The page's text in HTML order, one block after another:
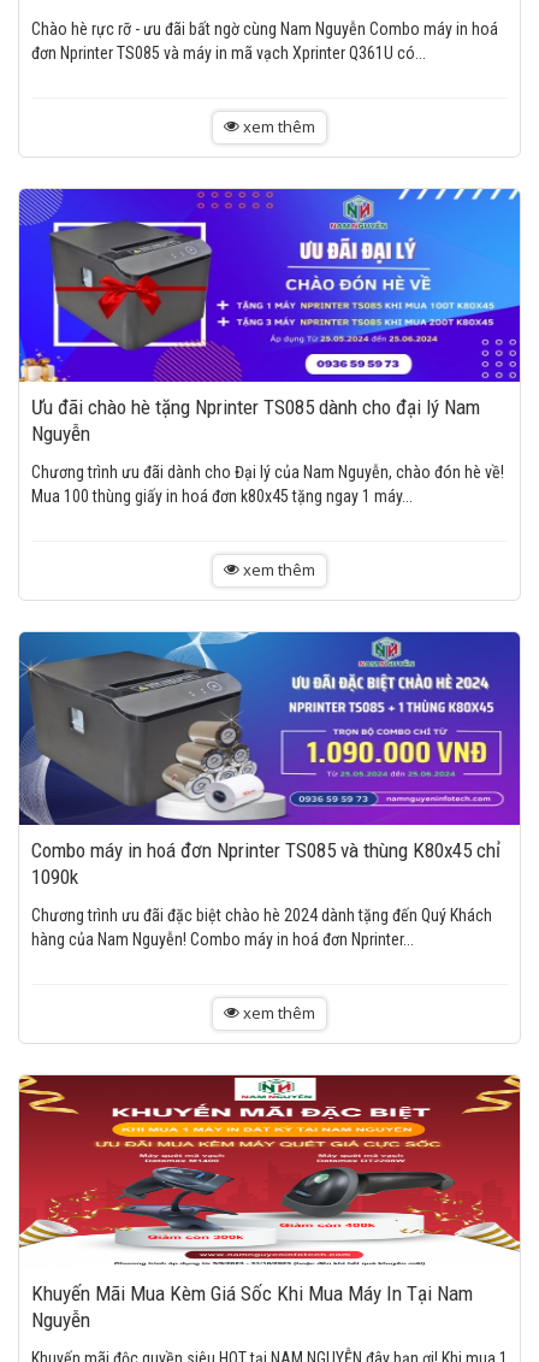
Chào hè rực rỡ - ưu đãi bất ngờ cùng Nam Nguyễn Combo máy in hoá
đơn Nprinter TS085 và máy in mã vạch Xprinter Q361U có...
xem thêm
Ưu đãi chào hè tặng Nprinter TS085 dành cho đại lý Nam
Nguyễn
Chương trình ưu đãi dành cho Đại lý của Nam Nguyễn, chào đón hè về!
Mua 100 thùng giấy in hoá đơn k80x45 tặng ngay 1 máy...
xem thêm
Combo máy in hoá đơn Nprinter TS085 và thùng K80x45 chỉ
1090k
Chương trình ưu đãi đặc biệt chào hè 2024 dành tặng đến Quý Khách
hàng của Nam Nguyễn! Combo máy in hoá đơn Nprinter...
xem thêm
Khuyến Mãi Mua Kèm Giá Sốc Khi Mua Máy In Tại Nam
Nguyễn